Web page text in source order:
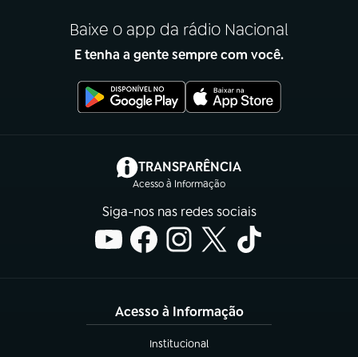
Baixe o app da rádio Nacional
E tenha a gente sempre com você.
TRANSPARÊNCIA
Acesso à Informação
(abre em nova aba)
Siga-nos nas redes sociais
Acesso à Informação
Institucional
(abre em nova aba)